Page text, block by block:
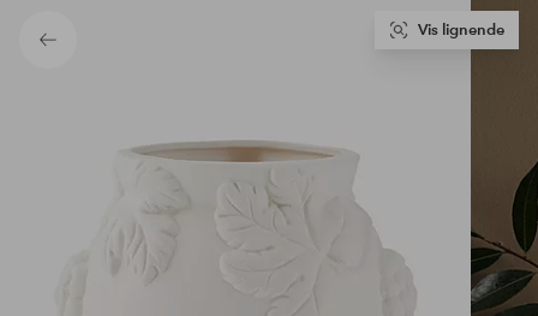
pris
Tilbake
Vis lignende